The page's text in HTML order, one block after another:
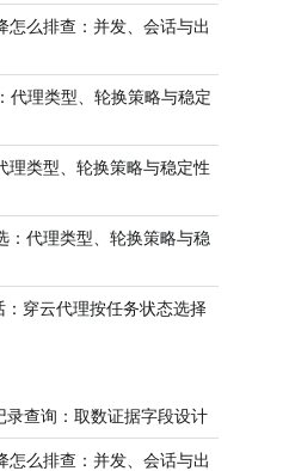
怎么排查：并发、会话与出
代理类型、轮换策略与稳定
理类型、轮换策略与稳定性
：代理类型、轮换策略与稳
穿云代理按任务状态选择
录查询：取数证据字段设计
怎么排查：并发、会话与出